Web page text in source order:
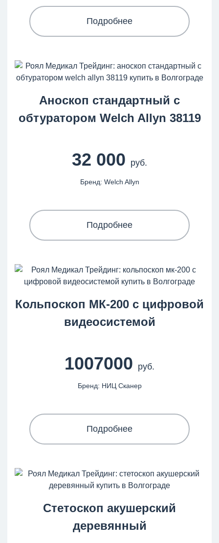
Подробнее
Аноскоп стандартный с
обтуратором Welch Allyn 38119
32 000 руб.
Бренд: Welch Allyn
Подробнее
Кольпоскоп МК-200 с цифровой
видеосистемой
1007000 руб.
Бренд: НИЦ Сканер
Подробнее
Стетоскоп акушерский
деревянный